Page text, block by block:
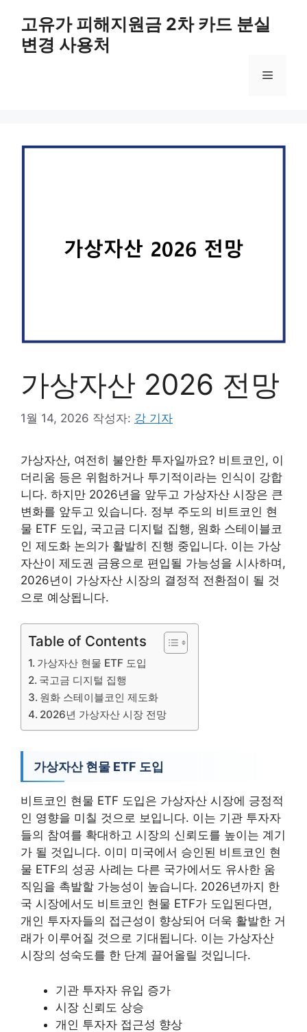
고유가 피해지원금 2차 카드 분실
변경 사용처
메
가상자산 2026 전망
1월 14, 2026 작성자: 강 기자
가상자산, 여전히 불안한 투자일까요? 비트코인, 이
더리움 등은 위험하거나 투기적이라는 인식이 강합
니다. 하지만 2026년을 앞두고 가상자산 시장은 큰
변화를 앞두고 있습니다. 정부 주도의 비트코인 현
물 ETF 도입, 국고금 디지털 집행, 원화 스테이블코
인 제도화 논의가 활발히 진행 중입니다. 이는 가상
자산이 제도권 금융으로 편입될 가능성을 시사하며,
2026년이 가상자산 시장의 결정적 전환점이 될 것
으로 예상됩니다.
Table of Contents
가상자산 현물 ETF 도입
국고금 디지털 집행
원화 스테이블코인 제도화
2026년 가상자산 시장 전망
가상자산 현물 ETF 도입
비트코인 현물 ETF 도입은 가상자산 시장에 긍정적
인 영향을 미칠 것으로 보입니다. 이는 기관 투자자
들의 참여를 확대하고 시장의 신뢰도를 높이는 계기
가 될 것입니다. 이미 미국에서 승인된 비트코인 현
물 ETF의 성공 사례는 다른 국가에서도 유사한 움
직임을 촉발할 가능성이 높습니다. 2026년까지 한
국 시장에서도 비트코인 현물 ETF가 도입된다면,
개인 투자자들의 접근성이 향상되어 더욱 활발한 거
래가 이루어질 것으로 기대됩니다. 이는 가상자산
시장의 성숙도를 한 단계 끌어올릴 것입니다.
기관 투자자 유입 증가
시장 신뢰도 상승
개인 투자자 접근성 향상